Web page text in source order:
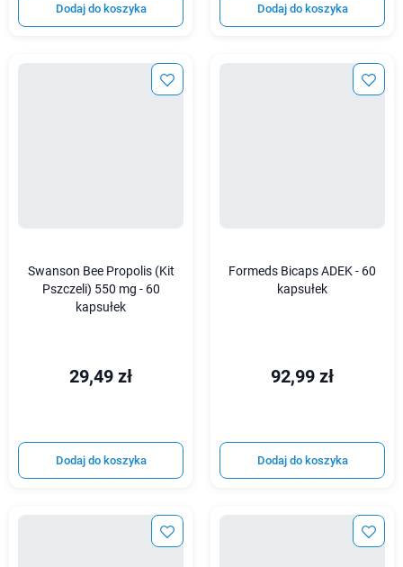
Dodaj do koszyka Dodaj do koszyka
Swanson Bee Propolis (Kit
Pszczeli) 550 mg - 60
kapsułek
29,49 zł
Dodaj do koszyka
Formeds Bicaps ADEK - 60
kapsułek
92,99 zł
Dodaj do koszyka